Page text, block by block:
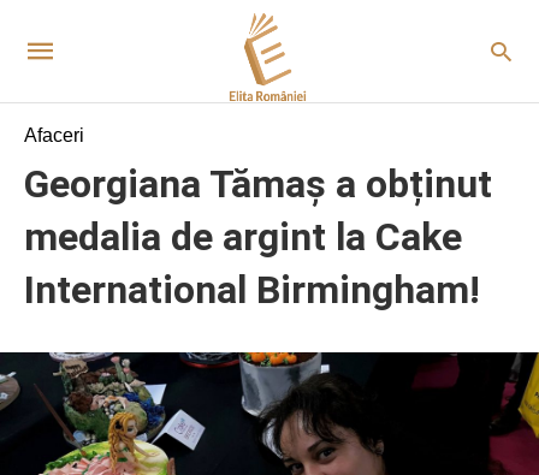
Afaceri
Georgiana Tămaș a obținut
medalia de argint la Cake
International Birmingham!